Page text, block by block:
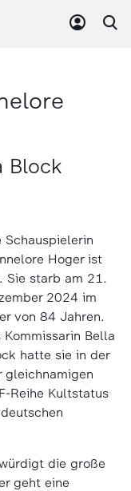
Block
Schauspielerin
Hoger ist
Sie starb am 21.
2024 im
von 84 Jahren.
Kommissarin Bella
hatte sie in der
gleichnamigen
Reihe Kultstatus
die große
geht eine